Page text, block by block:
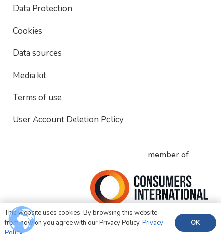
Data Protection
Cookies
Data sources
Media kit
Terms of use
User Account Deletion Policy
member of
This website uses cookies. By browsing this website
from now on you agree with our Privacy Policy. Privacy
OK